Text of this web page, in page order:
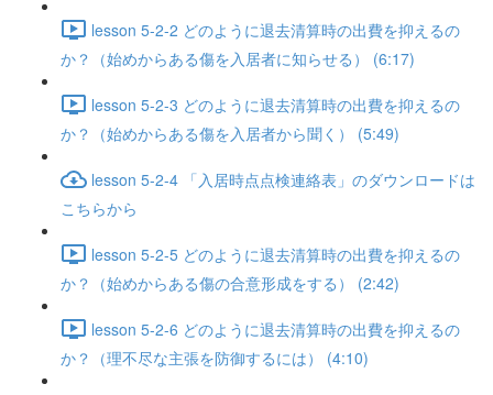
lesson 5-2-2 どのように退去清算時の出費を抑えるの
か？（始めからある傷を入居者に知らせる） (6:17)
lesson 5-2-3 どのように退去清算時の出費を抑えるの
か？（始めからある傷を入居者から聞く） (5:49)
lesson 5-2-4 「入居時点点検連絡表」のダウンロードは
こちらから
lesson 5-2-5 どのように退去清算時の出費を抑えるの
か？（始めからある傷の合意形成をする） (2:42)
lesson 5-2-6 どのように退去清算時の出費を抑えるの
か？（理不尽な主張を防御するには） (4:10)